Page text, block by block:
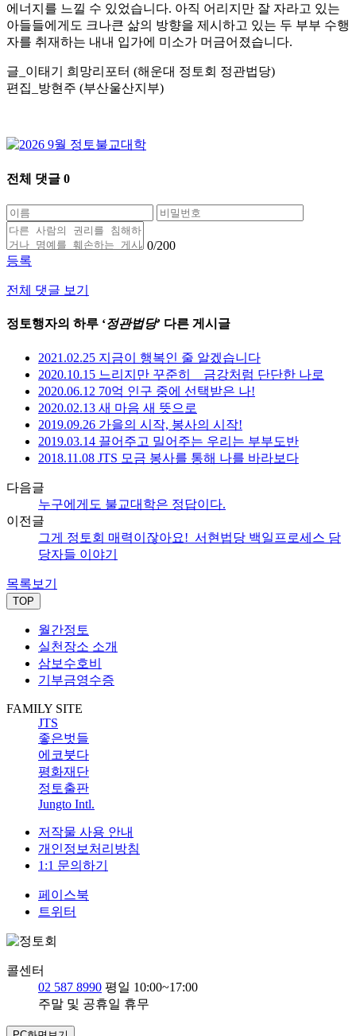
에너지를 느낄 수 있었습니다. 아직 어리지만 잘 자라고 있는
아들들에게도 크나큰 삶의 방향을 제시하고 있는 두 부부 수행
자를 취재하는 내내 입가에 미소가 머금어졌습니다.
글_이태기 희망리포터 (해운대 정토회 정관법당)
편집_방현주 (부산울산지부)
전체 댓글 0
0/200
등록
전체 댓글 보기
정토행자의 하루 ‘정관법당’ 다른 게시글
2021.02.25 지금이 행복인 줄 알겠습니다
2020.10.15 느리지만 꾸준히 _ 금강처럼 단단한 나로
2020.06.12 70억 인구 중에 선택받은 나!
2020.02.13 새 마음 새 뜻으로
2019.09.26 가을의 시작, 봉사의 시작!
2019.03.14 끌어주고 밀어주는 우리는 부부도반
2018.11.08 JTS 모금 봉사를 통해 나를 바라보다
다음글
누구에게도 불교대학은 정답이다.
이전글
그게 정토회 매력이잖아요!_서현법당 백일프로세스 담
당자들 이야기
목록보기
TOP
월간정토
실천장소 소개
삼보수호비
기부금영수증
FAMILY SITE
JTS
좋은벗들
에코붓다
평화재단
정토출판
Jungto Intl.
저작물 사용 안내
개인정보처리방침
1:1 문의하기
페이스북
트위터
콜센터
02 587 8990 평일 10:00~17:00
주말 및 공휴일 휴무